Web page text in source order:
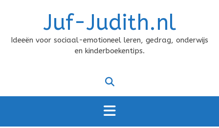
Juf-Judith.nl
Ideeën voor sociaal-emotioneel leren, gedrag, onderwijs
en kinderboekentips.